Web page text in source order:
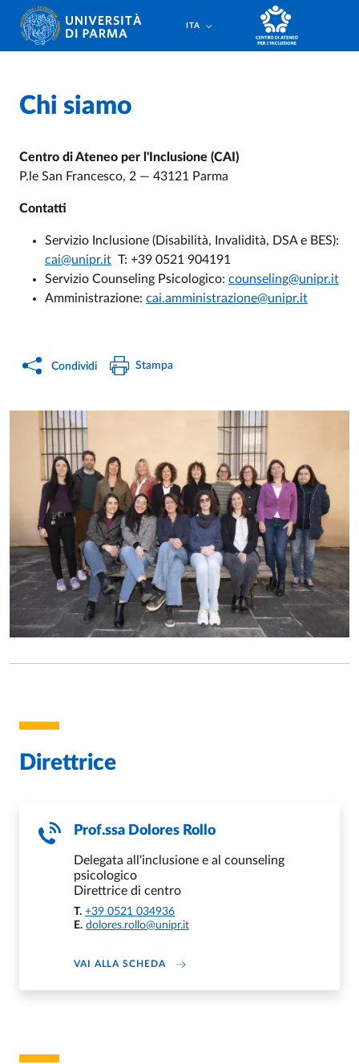
Salta al contenuto principale
Salta a fondo pagina
ITA
Chi siamo
Centro di Ateneo per l'Inclusione (CAI)
P.le San Francesco, 2 — 43121 Parma
Contatti
Servizio Inclusione (Disabilità, Invalidità, DSA e BES):
cai@unipr.it T: +39 0521 904191
Servizio Counseling Psicologico: counseling@unipr.it
Amministrazione: cai.amministrazione@unipr.it
Condividi Stampa
Direttrice
Prof.ssa Dolores Rollo
Delegata all'inclusione e al counseling
psicologico
Direttrice di centro
T. +39 0521 034936
E. dolores.rollo@unipr.it
VAI ALLA SCHEDAABOUT DOLORES ROLLO